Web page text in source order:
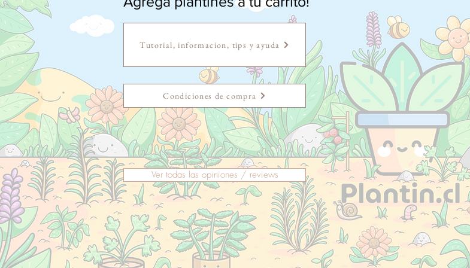
Tutorial, informacion, tips y ayuda
Condiciones de compra
Ver todas las opiniones / reviews